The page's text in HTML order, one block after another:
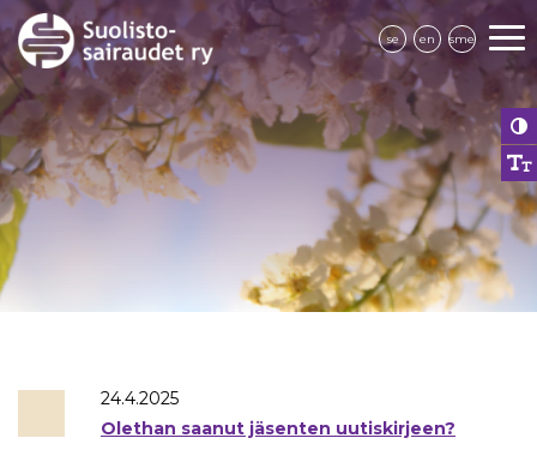
se en sme
24.4.2025
Olethan saanut jäsenten uutiskirjeen?